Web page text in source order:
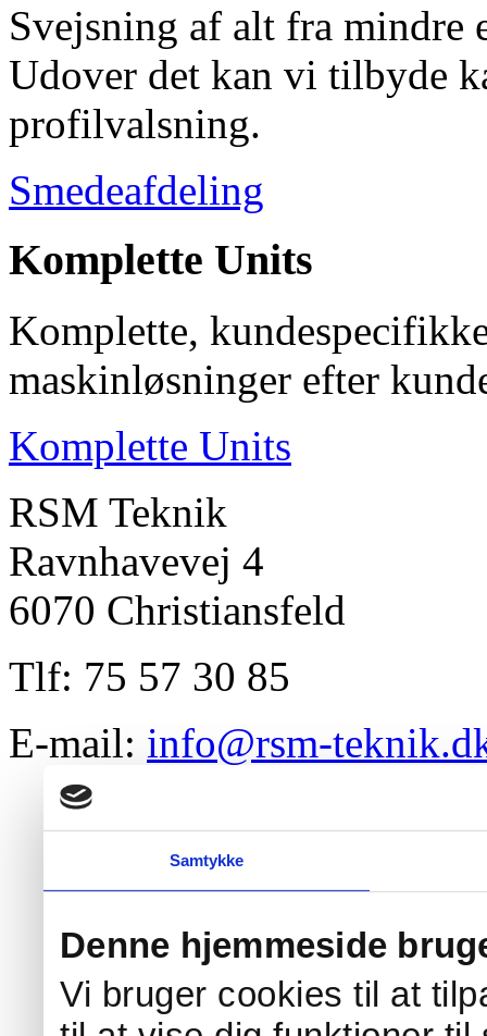
Samtykke
Denne hjemmeside
Vi bruger cookies til at
Svejsning af alt fra mindre
Udover det kan vi tilbyde
profilvalsning.
Smedeafdeling
Komplette Units
Komplette,
maskinløsninger efter
Komplette Units
RSM Teknik
Ravnhavevej 4
6070 Christiansfeld
Tlf: 75 57 30 85
E-mail: info@rsm-